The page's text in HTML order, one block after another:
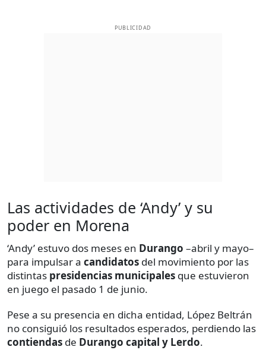
PUBLICIDAD
Las actividades de ‘Andy’ y su
poder en Morena
‘Andy’ estuvo dos meses en Durango –abril y mayo–
para impulsar a candidatos del movimiento por las
distintas presidencias municipales que estuvieron
en juego el pasado 1 de junio.
Pese a su presencia en dicha entidad, López Beltrán
no consiguió los resultados esperados, perdiendo las
contiendas de Durango capital y Lerdo.